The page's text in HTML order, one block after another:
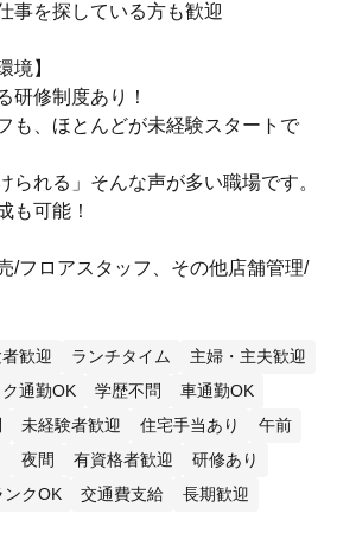
事を探している方も歓迎
境】
研修制度あり！
も、ほとんどが未経験スタートで
られる」そんな声が多い職場です。
も可能！
/フロアスタッフ、その他店舗管理/
歓迎 ランチタイム
主婦・主夫歓迎
通勤OK 学歴不問
車通勤OK
未経験者歓迎 住宅手当あり
午前
夜間 有資格者歓迎
研修あり
ンクOK 交通費支給
長期歓迎